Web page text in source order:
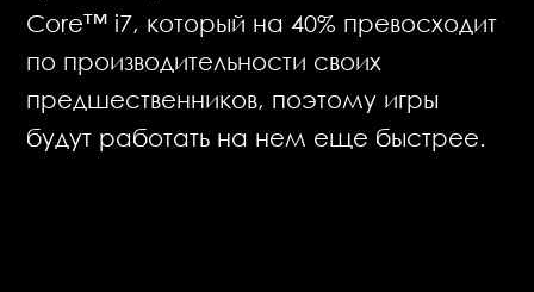
Core™ i7, который на 40% превосходит
по производительности своих
предшественников, поэтому игры
будут работать на нем еще быстрее.